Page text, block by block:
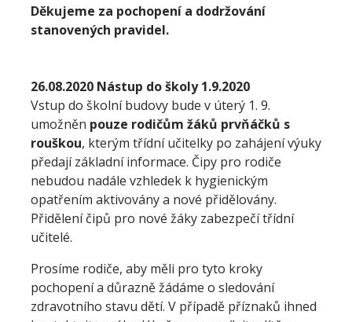
Děkujeme za pochopení a dodržování
stanovených pravidel.
26.08.2020 Nástup do školy 1.9.2020
Vstup do školní budovy bude v úterý 1. 9.
umožněn pouze rodičům žáků prvňáčků s
rouškou, kterým třídní učitelky po zahájení výuky
předají základní informace. Čipy pro rodiče
nebudou nadále vzhledek k hygienickým
opatřením aktivovány a nové přidělovány.
Přidělení čipů pro nové žáky zabezpečí třídní
učitelé.
Prosíme rodiče, aby měli pro tyto kroky
pochopení a důrazně žádáme o sledování
zdravotního stavu dětí. V případě příznaků ihned